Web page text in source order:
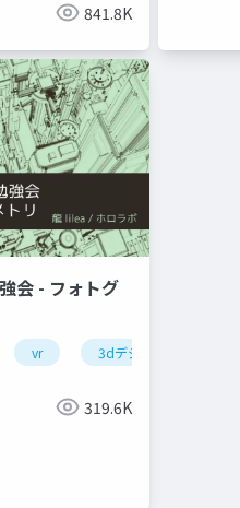
841.8K
会 - フォトグ
vr 3dデジタルアーカイブ
319.6K